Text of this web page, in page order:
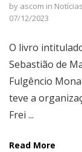
by ascom in Notícias
07/12/2023
O livro
Sebastião de
Fulgêncio
teve a
Frei ...
Read More